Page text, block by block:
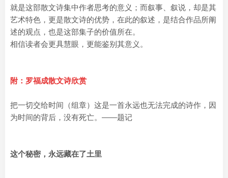
就是这部散文诗集中作者思考的意义；而叙事、叙说，却是其
艺术特色，更是散文诗的优势，在此的叙述，是结合作品所阐
述的观点，也是这部集子的价值所在。
相信读者会更具慧眼，更能鉴别其意义。
附：罗福成散文诗欣赏
把一切交给时间（组章）这是一首永远也无法完成的诗作，因
为时间的背后，没有死亡。——题记
这个秘密，永远藏在了土里